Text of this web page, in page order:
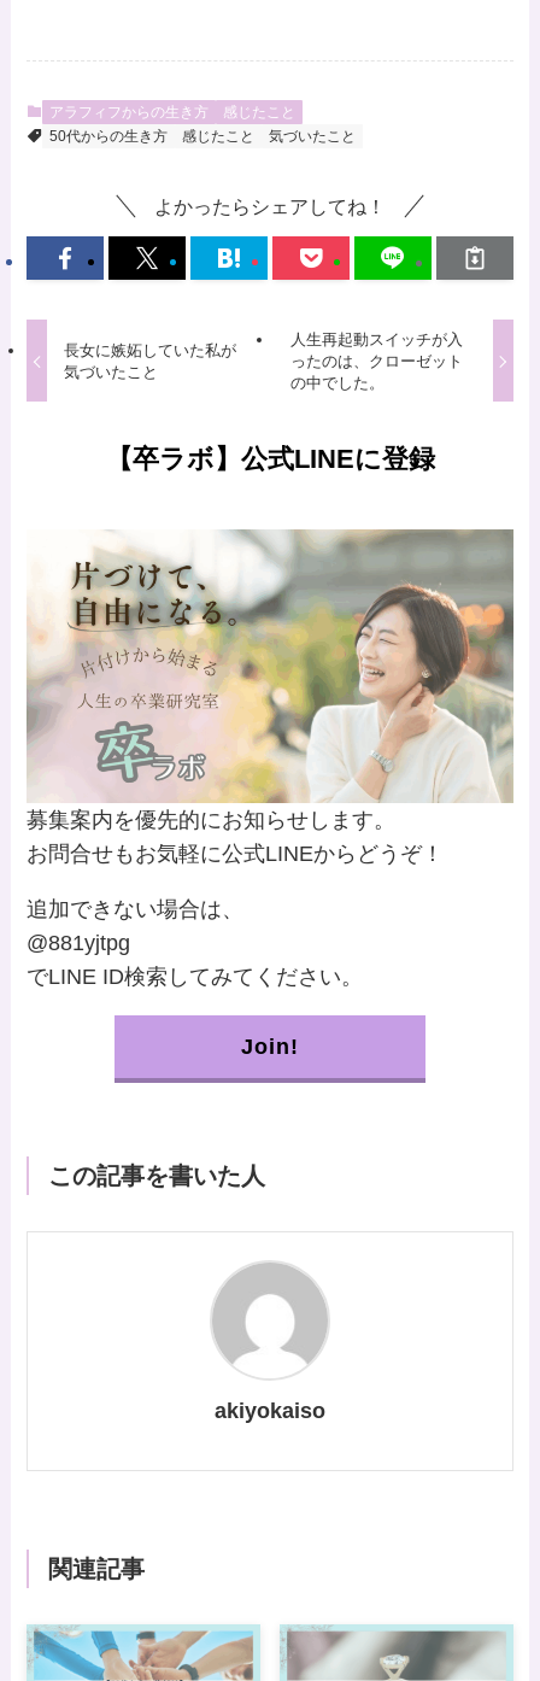
アラフィフからの生き方
感じたこと
50代からの生き方
感じたこと 気づいたこと
よかったらシェアしてね！
長女に嫉妬していた私が
気づいたこと
人生再起動スイッチが入
ったのは、クローゼット
の中でした。
【卒ラボ】公式LINEに登録
募集案内を優先的にお知らせします。
お問合せもお気軽に公式LINEからどうぞ！
追加できない場合は、
@881yjtpg
でLINE ID検索してみてください。
Join!
この記事を書いた人
akiyokaiso
関連記事